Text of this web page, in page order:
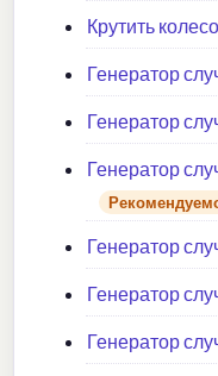
Крутить колесо
Генератор
Генератор
Генератор
Генератор
Генератор
Генератор